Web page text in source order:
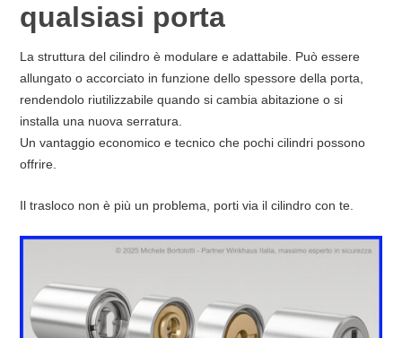
qualsiasi porta
La struttura del cilindro è modulare e adattabile. Può essere
allungato o accorciato in funzione dello spessore della porta,
rendendolo riutilizzabile quando si cambia abitazione o si
installa una nuova serratura.
Un vantaggio economico e tecnico che pochi cilindri possono
offrire.
Il trasloco non è più un problema, porti via il cilindro con te.